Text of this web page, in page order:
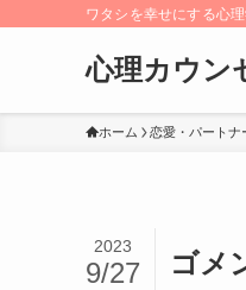
ワタシを幸せにする心
心理カウ
ホーム 恋愛・パートナ
ゴメ
2023
9/27